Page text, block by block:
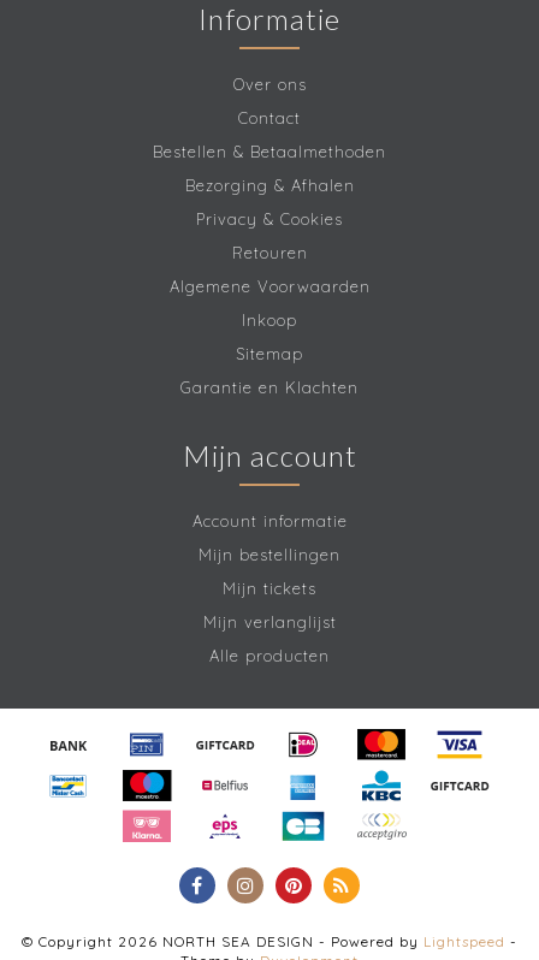
Informatie
Over ons
Contact
Bestellen & Betaalmethoden
Bezorging & Afhalen
Privacy & Cookies
Retouren
Algemene Voorwaarden
Inkoop
Sitemap
Garantie en Klachten
Mijn account
Account informatie
Mijn bestellingen
Mijn tickets
Mijn verlanglijst
Alle producten
© Copyright 2026 NORTH SEA DESIGN - Powered by Lightspeed -